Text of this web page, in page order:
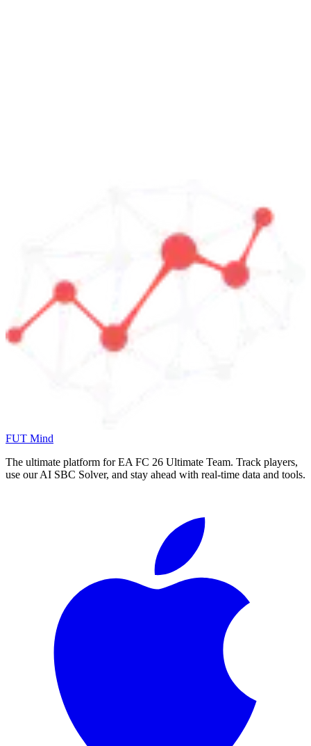
FUT Mind
The ultimate platform for EA FC 26 Ultimate Team. Track players,
use our AI SBC Solver, and stay ahead with real-time data and tools.